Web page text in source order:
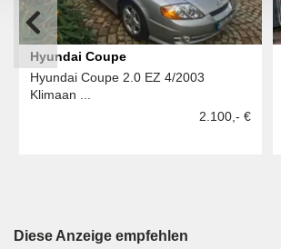
Hyundai Coupe
Hyundai Coupe 2.0 EZ 4/2003
Klimaan ...
2.100,- €
Diese Anzeige empfehlen